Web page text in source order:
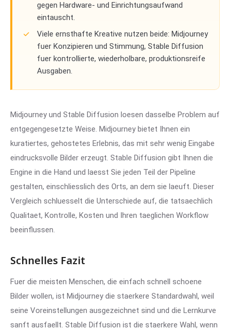
gegen Hardware- und Einrichtungsaufwand
eintauscht.
Viele ernsthafte Kreative nutzen beide: Midjourney
fuer Konzipieren und Stimmung, Stable Diffusion
fuer kontrollierte, wiederholbare, produktionsreife
Ausgaben.
Midjourney und Stable Diffusion loesen dasselbe Problem auf
entgegengesetzte Weise. Midjourney bietet Ihnen ein
kuratiertes, gehostetes Erlebnis, das mit sehr wenig Eingabe
eindrucksvolle Bilder erzeugt. Stable Diffusion gibt Ihnen die
Engine in die Hand und laesst Sie jeden Teil der Pipeline
gestalten, einschliesslich des Orts, an dem sie laeuft. Dieser
Vergleich schluesselt die Unterschiede auf, die tatsaechlich
Qualitaet, Kontrolle, Kosten und Ihren taeglichen Workflow
beeinflussen.
Schnelles Fazit
Fuer die meisten Menschen, die einfach schnell schoene
Bilder wollen, ist Midjourney die staerkere Standardwahl, weil
seine Voreinstellungen ausgezeichnet sind und die Lernkurve
sanft ausfaellt. Stable Diffusion ist die staerkere Wahl, wenn